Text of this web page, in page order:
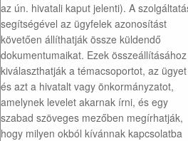
az ún. hivatali kaput jelenti). A
segítségével az ügyfelek azonosítást
követően állíthatják össze küldendő
dokumentumaikat. Ezek összeállításához
kiválaszthatják a témacsoportot, az ügyet
és azt a hivatalt vagy önkormányzatot,
amelynek levelet akarnak írni, és egy
szabad szöveges mezőben megírhatják,
hogy milyen okból kívánnak kapcsolatba